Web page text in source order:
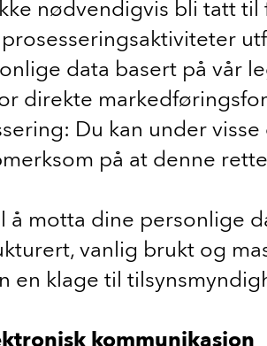
nødvendigvis bli tatt til
data basert på vår
direkte
Du kan under
på at denne
motta dine personlige
vanlig brukt og
en klage til
kommunikasjon